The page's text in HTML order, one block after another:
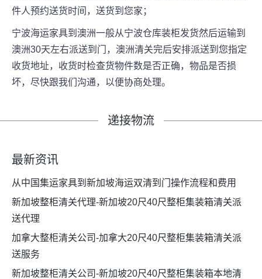
件人预约送货时间，送货到您家；
宁波海运家具到澳洲一般从宁波仓库装柜发货然后运输到
澳洲30天左右派送到门，澳洲清关完后安排派送到您指定
收货地址，收货时检查货物件数是否正确，物品是否损
坏，尽快跟我们沟通，以便协商处理。
递接物流
最新资讯
从中国集运家具到新加坡海运双清到门操作流程和费用
新加坡整柜清关代理-新加坡20尺40尺整柜集装箱清关派
送代理
加拿大整柜清关公司-加拿大20尺40尺整柜集装箱清关派
送服务
新加坡整柜清关公司-新加坡20尺40尺整柜集装箱本地清